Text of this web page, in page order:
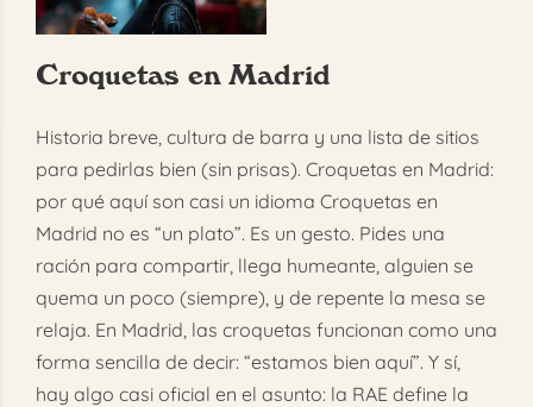
Croquetas en Madrid
Historia breve, cultura de barra y una lista de sitios
para pedirlas bien (sin prisas). Croquetas en Madrid:
por qué aquí son casi un idioma Croquetas en
Madrid no es “un plato”. Es un gesto. Pides una
ración para compartir, llega humeante, alguien se
quema un poco (siempre), y de repente la mesa se
relaja. En Madrid, las croquetas funcionan como una
forma sencilla de decir: “estamos bien aquí”. Y sí,
hay algo casi oficial en el asunto: la RAE define la